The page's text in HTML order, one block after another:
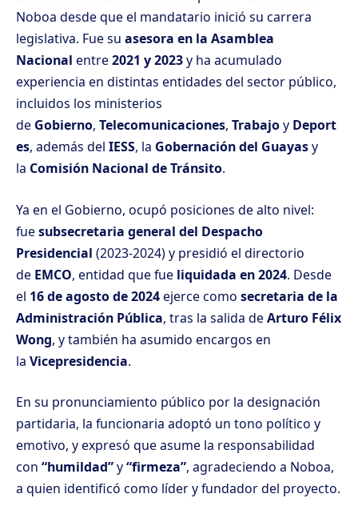
Noboa desde que el mandatario inició su carrera
legislativa. Fue su asesora en la Asamblea
Nacional entre2021 y 2023y ha acumulado
experiencia en distintas entidades del sector público,
incluidos los ministerios
de Gobierno, Telecomunicaciones, Trabajoy Deport
es, además del IESS, la Gobernación del Guayasy
la Comisión Nacional de Tránsito.
Ya en el Gobierno, ocupó posiciones de alto nivel:
fuesubsecretaria general del Despacho
Presidencial (2023-2024) y presidió el directorio
de EMCO, entidad que fue liquidada en 2024. Desde
el 16 de agosto de 2024ejerce como secretaria de la
Administración Pública, tras la salida deArturo Félix
Wong, y también ha asumido encargos en
la Vicepresidencia.
En su pronunciamiento público por la designación
partidaria, la funcionaria adoptó un tono político y
emotivo, y expresó que asume la responsabilidad
con “humildad”y“firmeza”, agradeciendo a Noboa,
a quien identificó como líder y fundador del proyecto.